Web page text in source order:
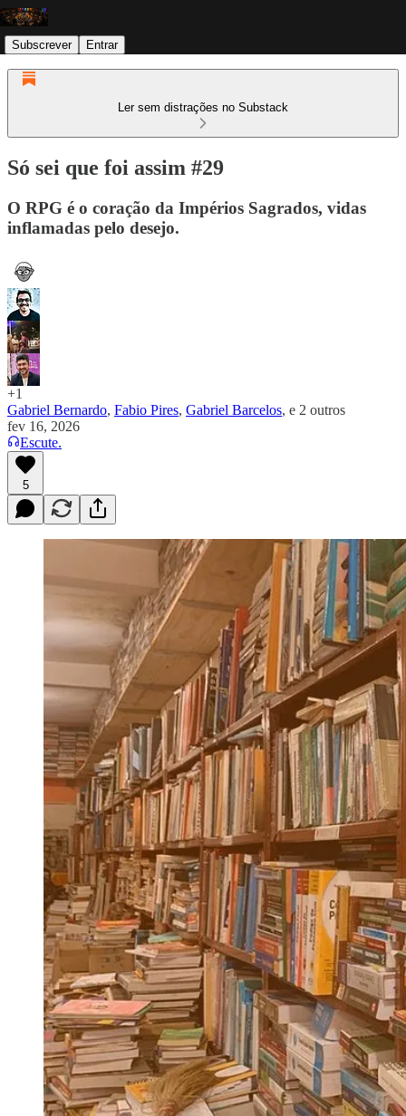
Subscrever Entrar
Ler sem distrações no Substack
Só sei que foi assim #29
O RPG é o coração da Impérios Sagrados, vidas
inflamadas pelo desejo.
+1
Gabriel Bernardo, Fabio Pires, Gabriel Barcelos, e 2 outros
fev 16, 2026
Escute.
5